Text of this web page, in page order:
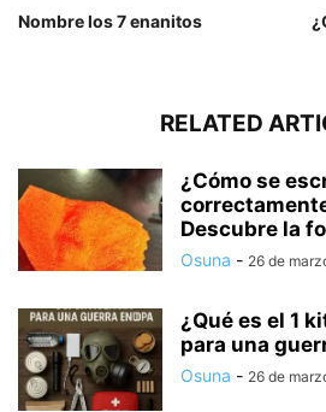
Nombre los 7 enanitos
RELATED
¿Cómo se
Descubre la
Osuna - 26 de
¿Qué es el 1
para una
Osuna - 26 de